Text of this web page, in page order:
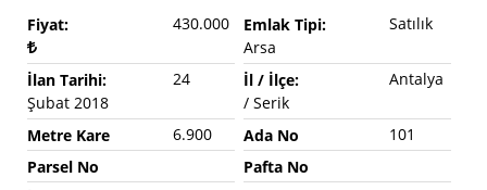
Fiyat: 430.000 Emlak Tipi:
Satılık
Arsa
İlan Tarihi:
24
Şubat 2018
İl / İlçe:
Antalya
/ Serik
Metre Kare
6.900 Ada No
101
Parsel No
Pafta No